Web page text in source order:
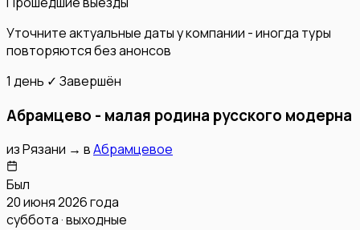
Уточните актуальные даты у компании - иногда туры
повторяются без анонсов
1 день ✓ Завершён
Абрамцево - малая родина русского модерна
изРязани → вАбрамцевое
Был
20 июня 2026 года
суббота · выходные